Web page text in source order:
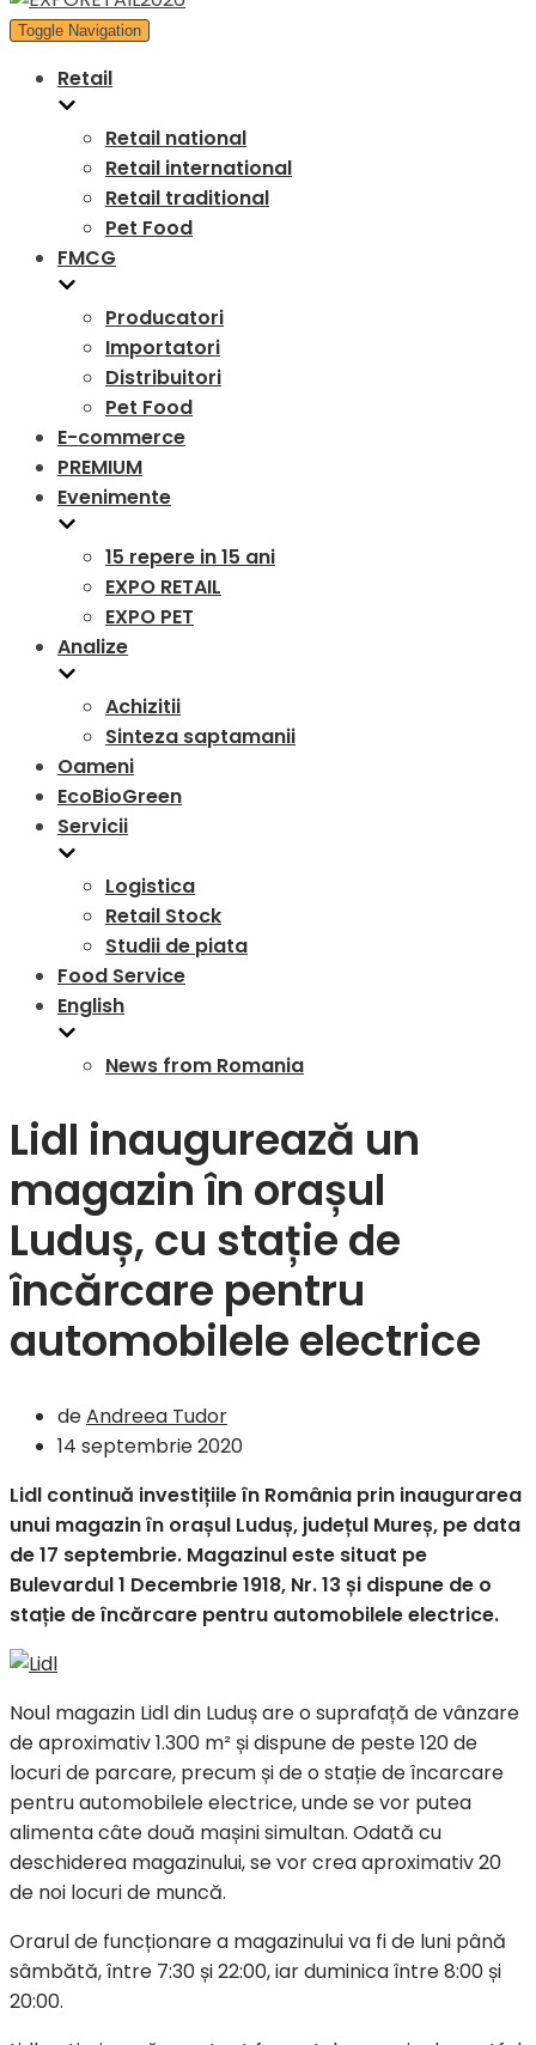
Toggle Navigation
Retail
Retail national
Retail international
Retail traditional
Pet Food
FMCG
Producatori
Importatori
Distribuitori
Pet Food
E-commerce
PREMIUM
Evenimente
15 repere in 15 ani
EXPO RETAIL
EXPO PET
Analize
Achizitii
Sinteza saptamanii
Oameni
EcoBioGreen
Servicii
Logistica
Retail Stock
Studii de piata
Food Service
English
News from Romania
Lidl inaugurează un
magazin în orașul
Luduș, cu stație de
încărcare pentru
automobilele electrice
deAndreea Tudor
14 septembrie 2020
Lidl continuă investițiile în România prin inaugurarea
unui magazin în orașul Luduș, județul Mureș, pe data
de 17 septembrie. Magazinul este situat pe
Bulevardul 1 Decembrie 1918, Nr. 13 și dispune de o
stație de încărcare pentru automobilele electrice.
Noul magazin Lidl din Luduș are o suprafață de vânzare
de aproximativ 1.300 m² și dispune de peste 120 de
locuri de parcare, precum și de o stație de încarcare
pentru automobilele electrice, unde se vor putea
alimenta câte două mașini simultan. Odată cu
deschiderea magazinului, se vor crea aproximativ 20
de noi locuri de muncă.
Orarul de funcționare a magazinului va fi de luni până
sâmbătă, între 7:30 și 22:00, iar duminica între 8:00 și
20:00.